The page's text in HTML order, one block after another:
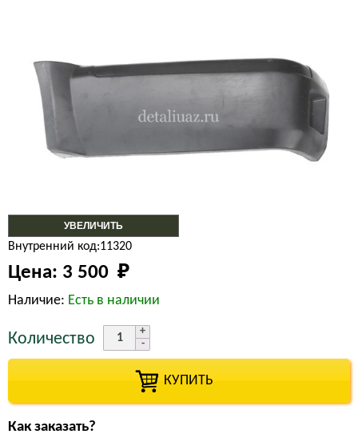
УВЕЛИЧИТЬ
Внутренний код:11320
Цена: 3 500 ₽
Наличие: Есть в наличии
Количество
КУПИТЬ
Как заказать?